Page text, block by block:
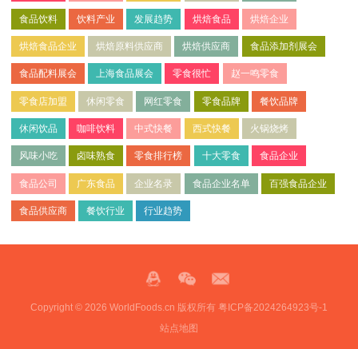
食品饮料 饮料产业 发展趋势 烘焙食品 烘焙企业
烘焙食品企业 烘焙原料供应商 烘焙供应商 食品添加剂展会
食品配料展会 上海食品展会 零食很忙 赵一鸣零食
零食店加盟 休闲零食 网红零食 零食品牌 餐饮品牌
休闲饮品 咖啡饮料 中式快餐 西式快餐 火锅烧烤
风味小吃 卤味熟食 零食排行榜 十大零食 食品企业
食品公司 广东食品 企业名录 食品企业名单 百强食品企业
食品供应商 餐饮行业 行业趋势
Copyright © 2026 WorldFoods.cn 版权所有 粤ICP备2024264923号-1
站点地图